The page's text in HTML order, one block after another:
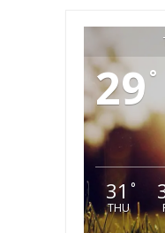
29 °
31 °
THU